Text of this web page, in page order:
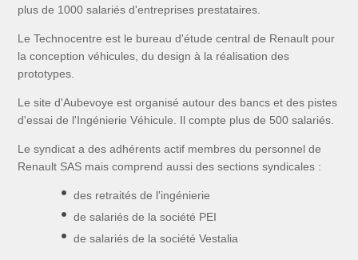
plus de 1000 salariés d'entreprises prestataires.
Le Technocentre est le bureau d'étude central de Renault pour
la conception véhicules, du design à la réalisation des
prototypes.
Le site d'Aubevoye est organisé autour des bancs et des pistes
d'essai de l'Ingénierie Véhicule. Il compte plus de 500 salariés.
Le syndicat a des adhérents actif membres du personnel de
Renault SAS mais comprend aussi des sections syndicales :
des retraités de l'ingénierie
de salariés de la société PEI
de salariés de la société Vestalia